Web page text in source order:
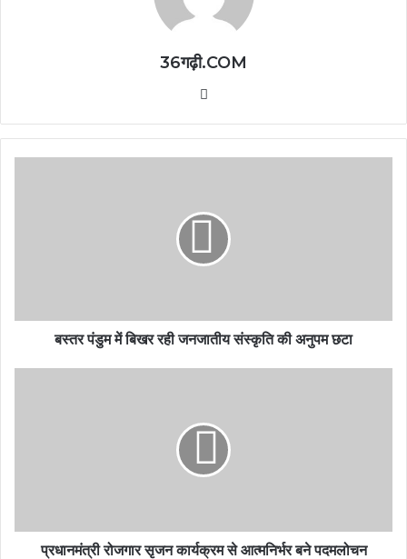
36गढ़ी.COM
बस्तर पंडुम में बिखर रही जनजातीय संस्कृति की अनुपम छटा
प्रधानमंत्री रोजगार सृजन कार्यक्रम से आत्मनिर्भर बने पदमलोचन